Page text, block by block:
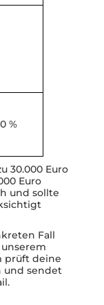
%
30.000 Euro
Euro
und sollte
Fall
prüft deine
und sendet